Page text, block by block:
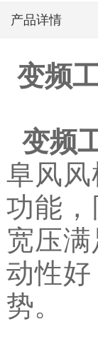
产品详情
变频
变频
阜风
功能
宽压
动性
势。